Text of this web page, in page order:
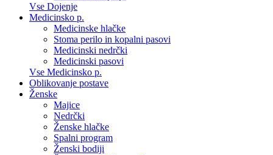
Vse Dojenje
Medicinsko p.
Medicinske hlačke
Stoma perilo in kopalni pasovi
Medicinski nedrčki
Medicinski pasovi
Vse Medicinsko p.
Oblikovanje postave
Ženske
Majice
Nedrčki
Ženske hlačke
Spalni program
Ženski bodiji